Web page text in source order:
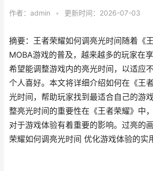
作者： admin • 更新时间：2026-07-03
摘要：王者荣耀如何调亮光时间随着《
MOBA游戏的普及，越来越多的玩家在
希望能调整游戏内的亮光时间，以适应
个人喜好。本文将详细介绍如何在《王
光时间，帮助玩家找到最适合自己的游
整亮光时间的重要性在《王者荣耀》中
对于游戏体验有着重要的影响。过亮的
荣耀如何调亮光时间 优化游戏体验的实